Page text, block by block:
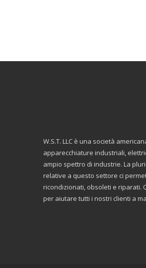
W.S.T. LLC è una società
apparecchiature industriali,
ampio spettro di industrie. La
relative a questo settore ci
ricondizionati, obsoleti e riparati.
per aiutare tutti i nostri clienti a